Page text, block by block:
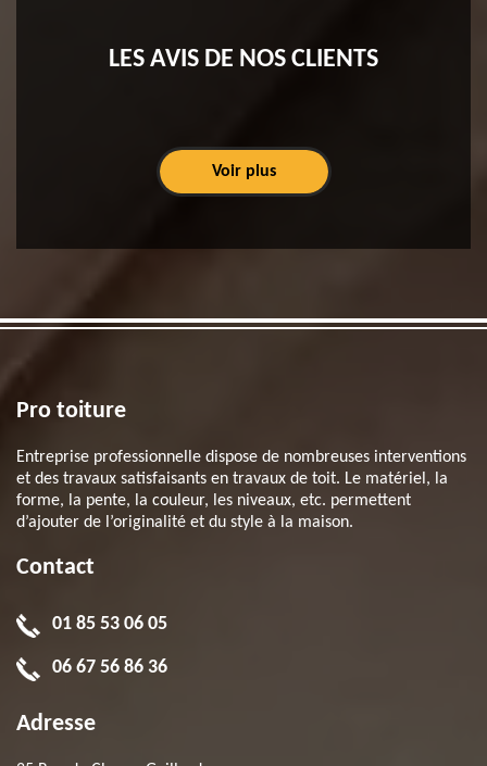
LES AVIS DE NOS CLIENTS
Voir plus
Pro toiture
Entreprise professionnelle dispose de nombreuses interventions
et des travaux satisfaisants en travaux de toit. Le matériel, la
forme, la pente, la couleur, les niveaux, etc. permettent
d’ajouter de l’originalité et du style à la maison.
Contact
01 85 53 06 05
06 67 56 86 36
Adresse